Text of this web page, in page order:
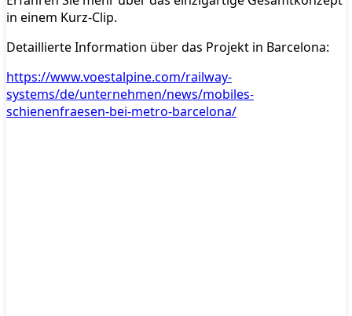
in einem Kurz-Clip.
Detaillierte Information über das Projekt in Barcelona:
https://www.voestalpine.com/railway-
systems/de/unternehmen/news/mobiles-
schienenfraesen-bei-metro-barcelona/